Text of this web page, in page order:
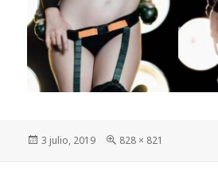
Publicado
3 julio, 2019
Tamaño
828 × 821